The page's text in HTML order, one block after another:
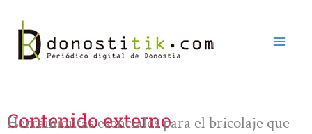
contenido
Contenido externo
Herramientas esenciales para el bricolaje que